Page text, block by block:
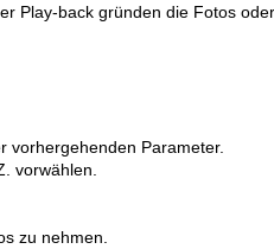
Play-back gründen die Fotos
vorhergehenden Parameter.
vorwählen.
zu nehmen.